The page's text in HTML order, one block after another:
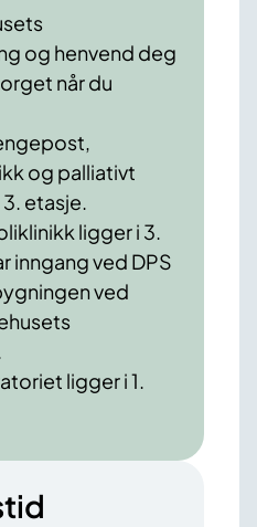
og henvend deg
når du
og palliativt
etasje.
ligger i 3.
inngang ved DPS
ved
ligger i 1.